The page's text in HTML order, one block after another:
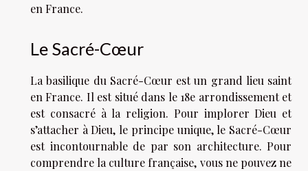
en France.
Le Sacré-Cœur
La basilique du Sacré-Cœur est un grand lieu saint
en France. Il est situé dans le 18e arrondissement et
est consacré à la religion. Pour implorer Dieu et
s’attacher à Dieu, le principe unique, le Sacré-Cœur
est incontournable de par son architecture. Pour
comprendre la culture française, vous ne pouvez ne